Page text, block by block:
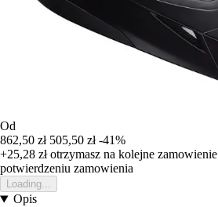
Od
862,50 zł 505,50 zł -41%
+25,28 złotrzymasz na kolejne zamowienie
potwierdzeniu zamowienia
Loading...
Opis